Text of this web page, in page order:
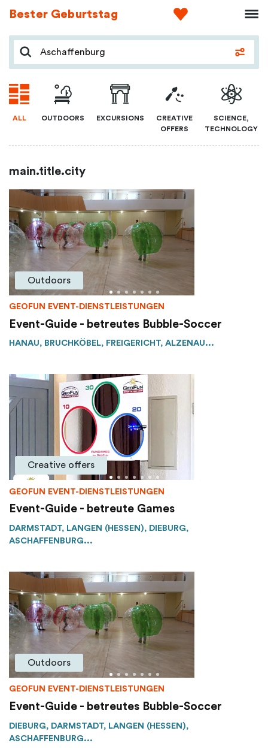
Bester Geburtstag
ALL OUTDOORS EXCURSIONS
CREATIVE
OFFERS
SCIENCE,
TECHNOLOGY
main.title.city
Outdoors
GEOFUN EVENT-DIENSTLEISTUNGEN
Event-Guide - betreutes Bubble-Soccer
HANAU, BRUCHKÖBEL, FREIGERICHT, ALZENAU...
Creative offers
GEOFUN EVENT-DIENSTLEISTUNGEN
Event-Guide - betreute Games
DARMSTADT, LANGEN (HESSEN), DIEBURG,
ASCHAFFENBURG...
Outdoors
GEOFUN EVENT-DIENSTLEISTUNGEN
Event-Guide - betreutes Bubble-Soccer
DIEBURG, DARMSTADT, LANGEN (HESSEN),
ASCHAFFENBURG...